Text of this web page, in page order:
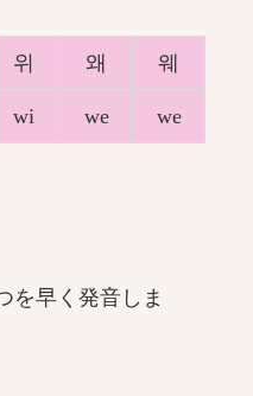
위 왜 웨
wi we we
を早く発音しま